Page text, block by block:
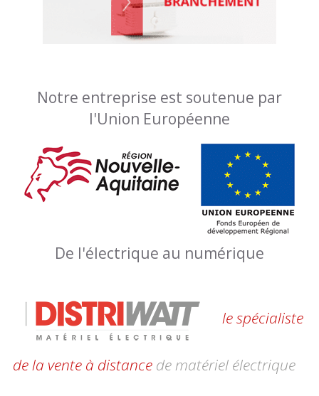
Notre entreprise est soutenue par
l'Union Européenne
De l'électrique au numérique
le spécialiste
de la vente à distance de matériel électrique